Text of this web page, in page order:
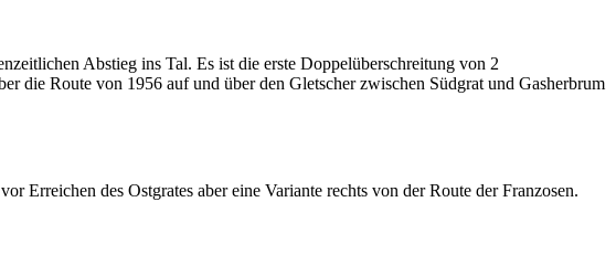
Abstieg ins Tal. Es ist die erste Doppelüberschreitung von 2
die Route von 1956 auf und über den Gletscher zwischen Südgrat und Gasherbrum
Erreichen des Ostgrates aber eine Variante rechts von der Route der Franzosen.